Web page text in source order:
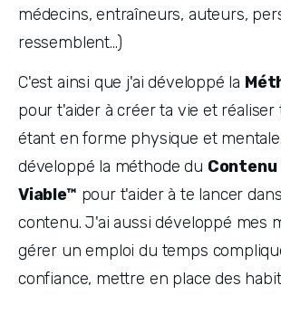
médecins, entraîneurs, auteurs,
ressemblent...)
C'est ainsi que j'ai développé la
pour t'aider à créer ta vie et réaliser
étant en forme physique et
développé la méthode du Contenu
Viable™ pour t'aider à te lancer
contenu. J'ai aussi développé mes
gérer un emploi du temps
confiance, mettre en place des